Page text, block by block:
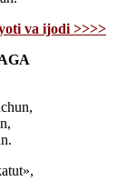
va ijodi >>>>